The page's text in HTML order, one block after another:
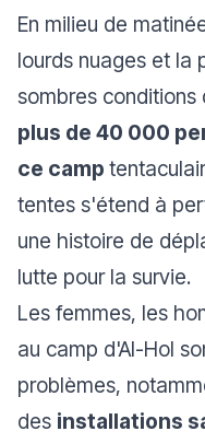
En milieu de
lourds nuages et la
sombres
plus de 40 000
ce camp
tentes s'étend à
une histoire de
lutte pour la survie.
Les femmes, les
au camp d'Al-Hol
problèmes,
des installations